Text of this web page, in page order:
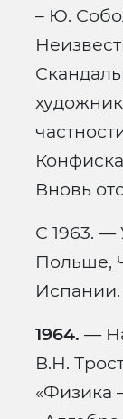
– Ю.
Вновь
С 1963. —
Польше,
Испании.
1964. —
В.Н.
«Физика